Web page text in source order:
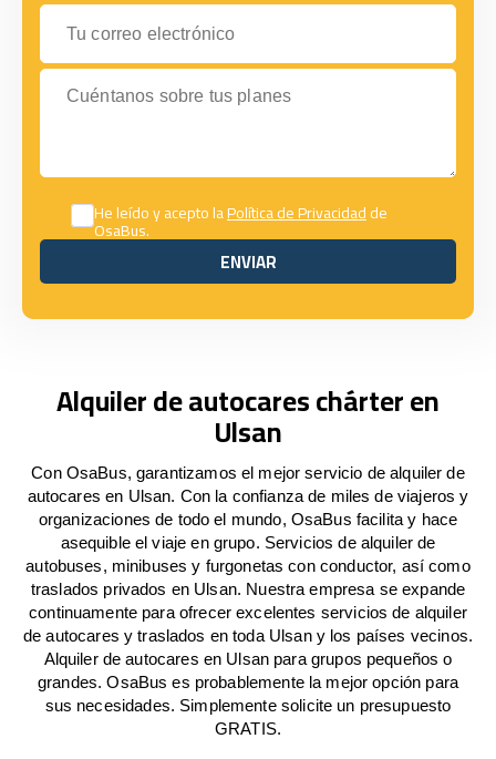
Tu correo electrónico
Cuéntanos sobre tus planes
He leído y acepto laPolítica de Privacidadde
OsaBus.
ENVIAR
ENVIAR
Alquiler de autocares chárter en
Ulsan
Con OsaBus, garantizamos el mejor servicio de alquiler de
autocares en Ulsan. Con la confianza de miles de viajeros y
organizaciones de todo el mundo, OsaBus facilita y hace
asequible el viaje en grupo. Servicios de alquiler de
autobuses, minibuses y furgonetas con conductor, así como
traslados privados en Ulsan. Nuestra empresa se expande
continuamente para ofrecer excelentes servicios de alquiler
de autocares y traslados en toda Ulsan y los países vecinos.
Alquiler de autocares en Ulsan para grupos pequeños o
grandes. OsaBus es probablemente la mejor opción para
sus necesidades. Simplemente solicite un presupuesto
GRATIS.